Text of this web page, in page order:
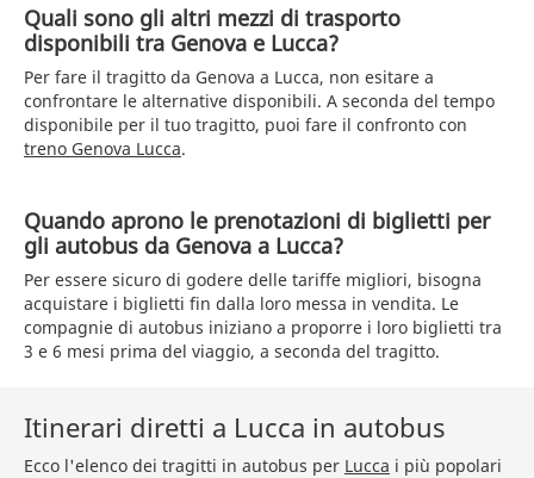
Quali sono gli altri mezzi di trasporto
disponibili tra Genova e Lucca?
Per fare il tragitto da Genova a Lucca, non esitare a
confrontare le alternative disponibili. A seconda del tempo
disponibile per il tuo tragitto, puoi fare il confronto con
treno Genova Lucca.
Quando aprono le prenotazioni di biglietti per
gli autobus da Genova a Lucca?
Per essere sicuro di godere delle tariffe migliori, bisogna
acquistare i biglietti fin dalla loro messa in vendita. Le
compagnie di autobus iniziano a proporre i loro biglietti tra
3 e 6 mesi prima del viaggio, a seconda del tragitto.
Itinerari diretti a Lucca in autobus
Ecco l'elenco dei tragitti in autobus per Lucca i più popolari